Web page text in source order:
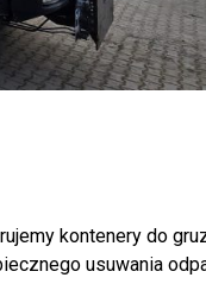
kontenery do
usuwania